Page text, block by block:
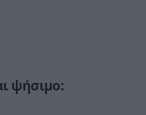
ψήσιμο: